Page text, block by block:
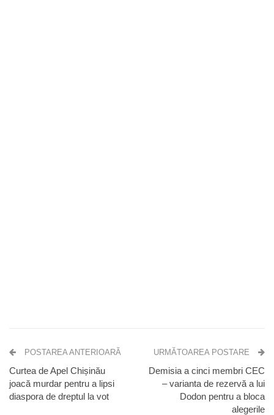
POSTAREA ANTERIOARĂ
Curtea de Apel Chișinău
joacă murdar pentru a lipsi
diaspora de dreptul la vot
URMĂTOAREA POSTARE
Demisia a cinci membri CEC
– varianta de rezervă a lui
Dodon pentru a bloca
alegerile